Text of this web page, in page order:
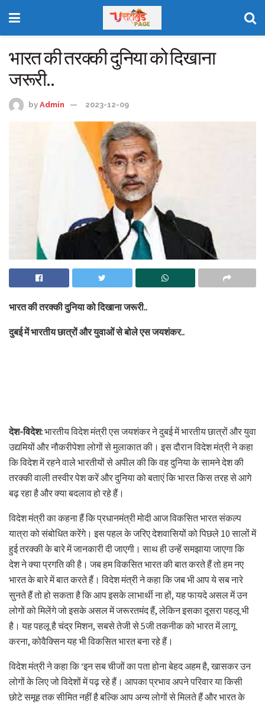
भारत की तरक्की दुनिया को दिखाना
जरूरी..
by Admin 2023-12-09
भारत की तरक्की दुनिया को दिखाना जरूरी..
दुबई में भारतीय छात्रों और युवाओं से बोले एस जयशंकर..
देश-विदेश:भारतीय विदेश मंत्री एस जयशंकर ने दुबई में भारतीय छात्रों और युवा
उद्यमियों और नौकरीपेशा लोगों से मुलाकात की। इस दौरान विदेश मंत्री ने कहा
कि विदेश में रहने वाले भारतीयों से अपील की कि वह दुनिया के सामने देश की
तरक्की वाली तस्वीर पेश करें और दुनिया को बताएं कि भारत किस तरह से आगे
बढ़ रहा है और क्या बदलाव हो रहे हैं।
विदेश मंत्री का कहना हैं कि प्रधानमंत्री मोदी आज विकसित भारत संकल्प
यात्रा को संबोधित करेंगे। इस पहल के जरिए देशवासियों को पिछले 10 सालों में
हुई तरक्की के बारे में जानकारी दी जाएगी। साथ ही उन्हें समझाया जाएगा कि
देश ने क्या प्रगति की है। जब हम विकसित भारत की बात करते हैं तो हम नए
भारत के बारे में बात करते हैं। विदेश मंत्री ने कहा कि जब भी आप ये सब नारे
सुनते हैं तो हो सकता है कि आप इसके लाभार्थी ना हों, यह फायदे असल में उन
लोगों को मिलेंगे जो इसके असल में जरूरतमंद हैं, लेकिन इसका दूसरा पहलू भी
है। यह पहलू है चंद्र मिशन, सबसे तेजी से 5जी तकनीक को भारत में लागू
करना, कोवैक्सिन यह भी विकसित भारत बना रहे हैं।
विदेश मंत्री ने कहा कि ‘इन सब चीजों का पता होना बेहद अहम है, खासकर उन
लोगों के लिए जो विदेशों में पढ़ रहे हैं। आपका प्रभाव अपने परिवार या किसी
छोटे समूह तक सीमित नहीं है बल्कि आप अन्य लोगों से मिलते हैं और भारत के